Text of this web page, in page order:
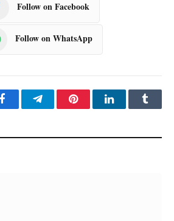
Follow on Facebook
Follow on WhatsApp
FacebookTelegramPinterestLinkedIn